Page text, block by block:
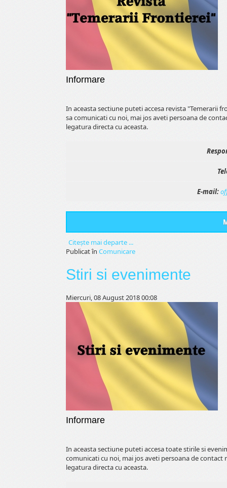
Informare
In aceasta sectiune puteti accesa revista "Temerarii
sa comunicati cu noi, mai jos aveti persoana de
legatura directa cu aceasta.
E-mail:
Citeşte mai departe ...
Publicat în Comunicare
Stiri si evenimente
Miercuri, 08 August 2018 00:08
Informare
In aceasta sectiune puteti accesa toate stirile si
comunicati cu noi, mai jos aveti persoana de
legatura directa cu aceasta.